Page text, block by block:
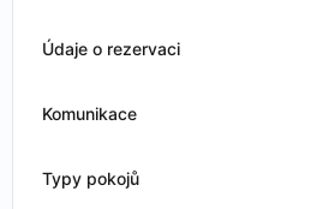
Údaje o rezervaci
Komunikace
Typy pokojů